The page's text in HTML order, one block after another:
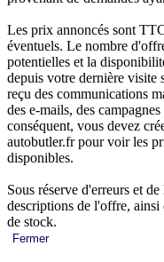
Les prix annoncés sont
éventuels. Le nombre
potentielles et la
depuis votre dernière visite
reçu des communications
des e-mails, des
conséquent, vous devez
autobutler.fr pour voir les
disponibles.
Sous réserve d'erreurs et
descriptions de l'offre, ainsi
de stock.
Fermer